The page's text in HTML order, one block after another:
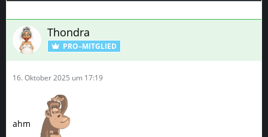
Thondra
PRO–MITGLIED
16. Oktober 2025 um 17:19
ahm